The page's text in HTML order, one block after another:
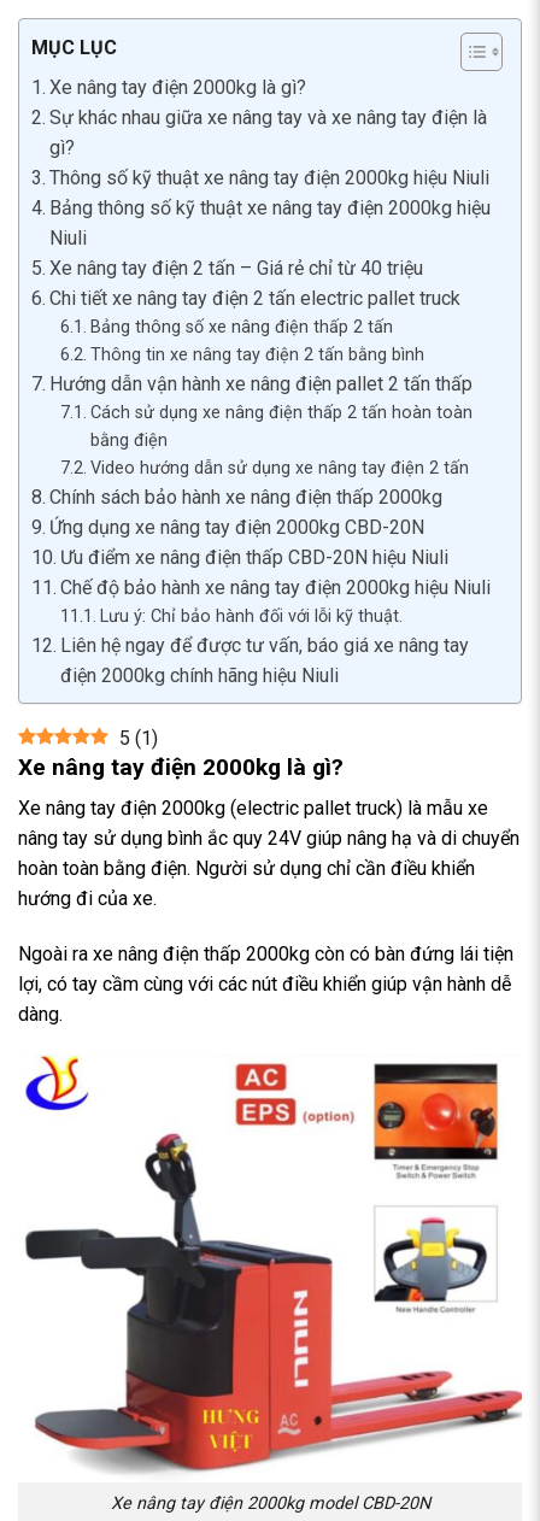
MỤC LỤC
Xe nâng tay điện 2000kg là gì?
Sự khác nhau giữa xe nâng tay và xe nâng tay điện là
gì?
Thông số kỹ thuật xe nâng tay điện 2000kg hiệu Niuli
Bảng thông số kỹ thuật xe nâng tay điện 2000kg hiệu
Niuli
Xe nâng tay điện 2 tấn – Giá rẻ chỉ từ 40 triệu
Chi tiết xe nâng tay điện 2 tấn electric pallet truck
Bảng thông số xe nâng điện thấp 2 tấn
Thông tin xe nâng tay điện 2 tấn bằng bình
Hướng dẫn vận hành xe nâng điện pallet 2 tấn thấp
Cách sử dụng xe nâng điện thấp 2 tấn hoàn toàn
bằng điện
Video hướng dẫn sử dụng xe nâng tay điện 2 tấn
Chính sách bảo hành xe nâng điện thấp 2000kg
Ứng dụng xe nâng tay điện 2000kg CBD-20N
Ưu điểm xe nâng điện thấp CBD-20N hiệu Niuli
Chế độ bảo hành xe nâng tay điện 2000kg hiệu Niuli
Lưu ý: Chỉ bảo hành đối với lỗi kỹ thuật.
Liên hệ ngay để được tư vấn, báo giá xe nâng tay
điện 2000kg chính hãng hiệu Niuli
5 (1)
Xe nâng tay điện 2000kg là gì?
Xe nâng tay điện 2000kg (electric pallet truck) là mẫu xe
nâng tay sử dụng bình ắc quy 24V giúp nâng hạ và di chuyển
hoàn toàn bằng điện. Người sử dụng chỉ cần điều khiển
hướng đi của xe.
Ngoài ra xe nâng điện thấp 2000kg còn có bàn đứng lái tiện
lợi, có tay cầm cùng với các nút điều khiển giúp vận hành dễ
dàng.
Xe nâng tay điện 2000kg model CBD-20N